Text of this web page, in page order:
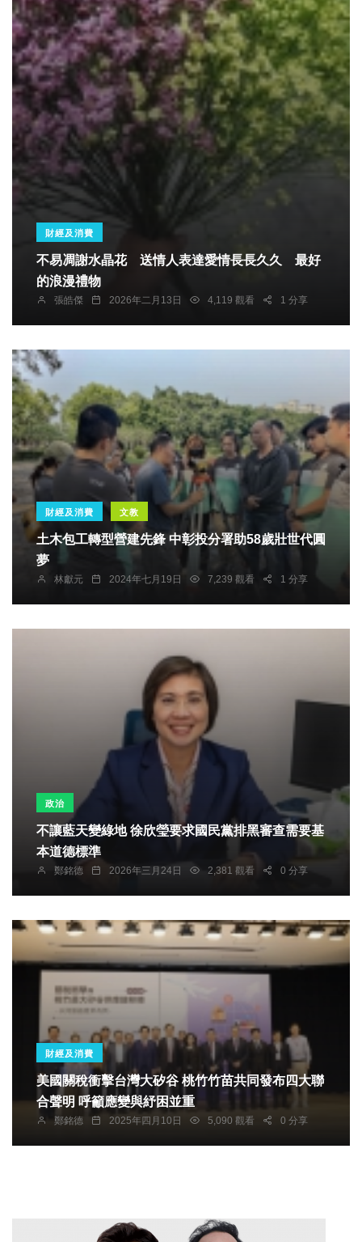
財經及消費
不易凋謝水晶花 送情人表達愛情長長久久 最好
的浪漫禮物
張皓傑 2026年二月13日 4,119 觀看 1 分享
財經及消費 文教
土木包工轉型營建先鋒 中彰投分署助58歲壯世代圓
夢
林獻元 2024年七月19日 7,239 觀看 1 分享
政治
不讓藍天變綠地 徐欣瑩要求國民黨排黑審查需要基
本道德標準
鄭銘德 2026年三月24日 2,381 觀看 0 分享
財經及消費
美國關稅衝擊台灣大矽谷 桃竹竹苗共同發布四大聯
合聲明 呼籲應變與紓困並重
鄭銘德 2025年四月10日 5,090 觀看 0 分享